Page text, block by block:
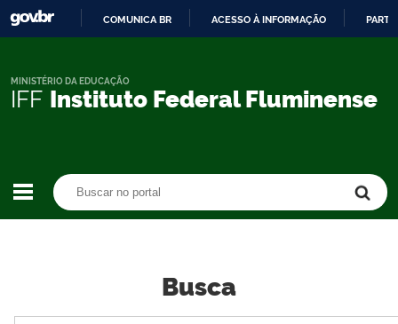
CONTEÚDO
COMUNICA BR ACESSO À INFORMAÇÃO
IFF Instituto Federal Fluminense
MINISTÉRIO DA EDUCAÇÃO
Busca